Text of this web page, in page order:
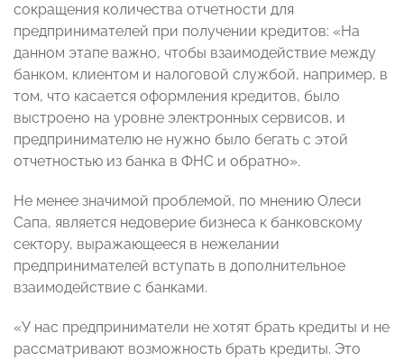
сокращения количества отчетности для
предпринимателей при получении кредитов: «На
данном этапе важно, чтобы взаимодействие между
банком, клиентом и налоговой службой, например, в
том, что касается оформления кредитов, было
выстроено на уровне электронных сервисов, и
предпринимателю не нужно было бегать с этой
отчетностью из банка в ФНС и обратно».
Не менее значимой проблемой, по мнению Олеси
Сапа, является недоверие бизнеса к банковскому
сектору, выражающееся в нежелании
предпринимателей вступать в дополнительное
взаимодействие с банками.
«У нас предприниматели не хотят брать кредиты и не
рассматривают возможность брать кредиты. Это